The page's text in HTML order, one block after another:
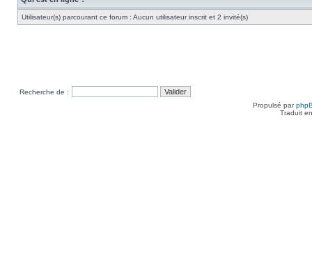
Utilisateur(s) parcourant ce forum : Aucun utilisateur inscrit et 2 invité(s)
Recherche de :
Propulsé par
Traduit